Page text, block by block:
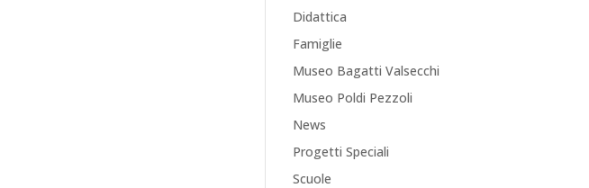
Didattica
Famiglie
Museo Bagatti Valsecchi
Museo Poldi Pezzoli
News
Progetti Speciali
Scuole